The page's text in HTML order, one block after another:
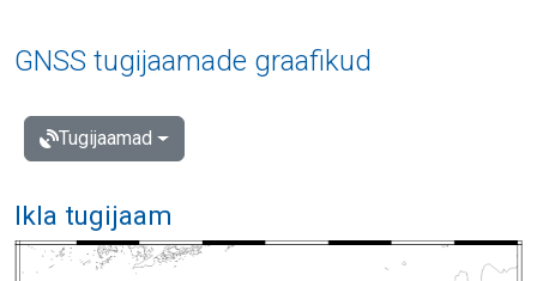
GNSS tugijaamade graafikud
Tugijaamad
Ikla tugijaam